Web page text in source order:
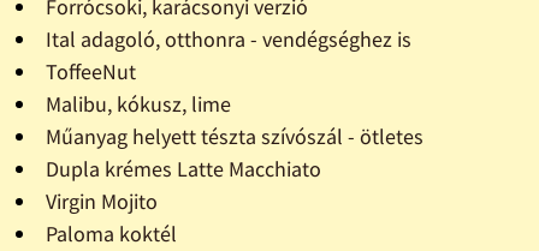
Forrócsoki, karácsonyi verzió
Ital adagoló, otthonra - vendégséghez is
ToffeeNut
Malibu, kókusz, lime
Műanyag helyett tészta szívószál - ötletes
Dupla krémes Latte Macchiato
Virgin Mojito
Paloma koktél